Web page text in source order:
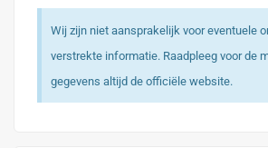
Wij zijn niet aansprakelijk voor eventuele
verstrekte informatie. Raadpleeg voor de
gegevens altijd de officiële website.